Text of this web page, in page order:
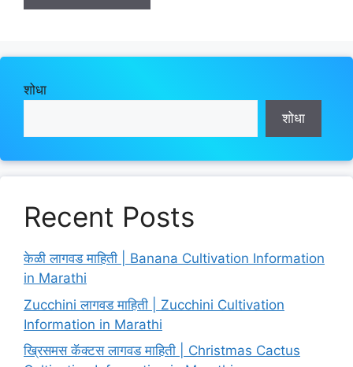
शोधा
शोधा
Recent Posts
केळी लागवड माहिती | Banana Cultivation Information
in Marathi
Zucchini लागवड माहिती | Zucchini Cultivation
Information in Marathi
ख्रिसमस कॅक्टस लागवड माहिती | Christmas Cactus